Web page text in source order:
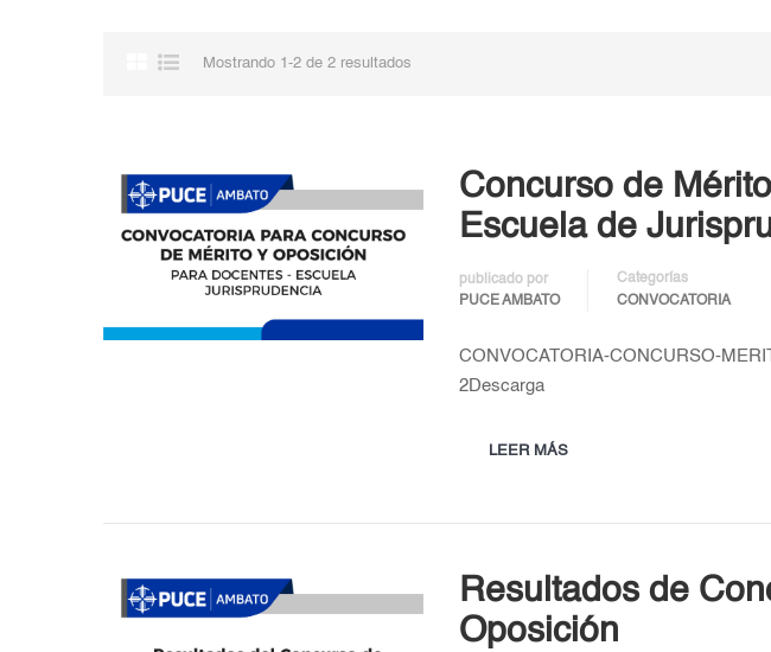
Mostrando 1-2 de 2 resultados
Concurso de
Escuela de
publicado por
PUCE AMBATO
Categorías
CONVOCATORIA
CONVOCATORIA-CONCURSO-
2Descarga
LEER MÁS
Resultados de
Oposición